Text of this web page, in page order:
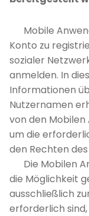
Mobile
Konto zu
sozialer
anmelden. In
Informationen
Nutzernamen
von den
um die
den Rechten
Die Mobilen
die Möglichkeit
ausschließlich
erforderlich